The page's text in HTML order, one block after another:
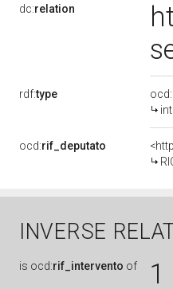
dc:relation
rdf:type
ocd:rif_deputato
INVERSE
is ocd:rif_intervento of 1